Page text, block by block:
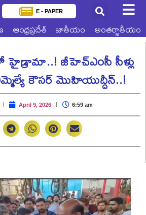
E - PAPER
ఆంధ్రప్రదేశ్ జాతీయం అంతర్జాతీయం
జీహెచ్‌ఎంసీ సీళ్లు
కౌసర్ మొహియుద్దీన్..!
April 9, 2026 6:59 am